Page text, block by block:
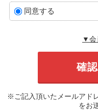
同意する
▼会
※ご記入頂いたメールアド
をお